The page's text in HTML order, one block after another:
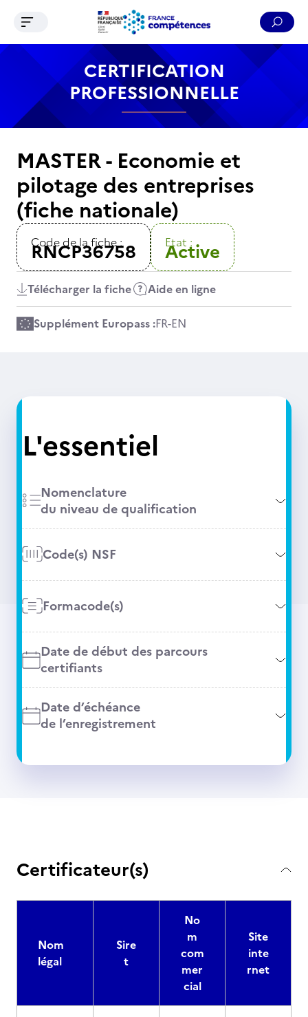
Contenu Recherche Menu Pied de page
Ouvrir le menu de navigation
CERTIFICATION
PROFESSIONNELLE
MASTER - Economie et
pilotage des entreprises
(fiche nationale)
Code de la fiche :
RNCP36758 Etat :
Active
Télécharger la fiche Aide en ligne
Supplément Europass :FR-EN
L'essentiel
Nomenclature
du niveau de qualification
Code(s) NSF
Formacode(s)
Date de début des parcours
certifiants
Date d’échéance
de l’enregistrement
Certificateur(s)
Nom
légal
Sire
t
No
m
com
mer
cial
Site
inte
rnet